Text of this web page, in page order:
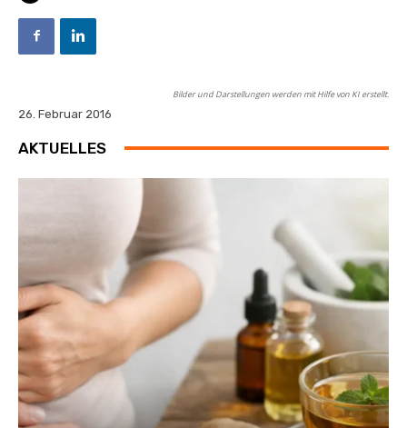
Bilder und Darstellungen werden mit Hilfe von KI erstellt.
26. Februar 2016
AKTUELLES